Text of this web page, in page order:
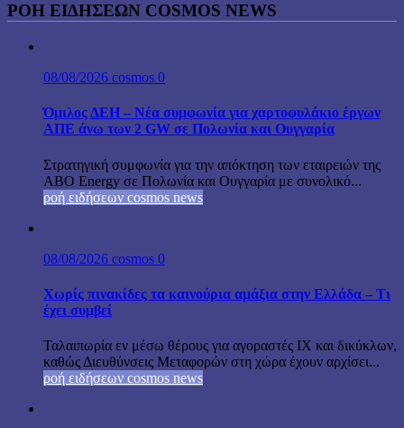
ΡΟΗ ΕΙΔΗΣΕΩΝ COSMOS NEWS
08/08/2026 cosmos 0
Όμιλος ΔΕΗ – Νέα συμφωνία για χαρτοφυλάκιο έργων
ΑΠΕ άνω των 2 GW σε Πολωνία και Ουγγαρία
Στρατηγική συμφωνία για την απόκτηση των εταιρειών της
ABO Energy σε Πολωνία και Ουγγαρία με συνολικό...
ροή ειδήσεων cosmos news
08/08/2026 cosmos 0
Χωρίς πινακίδες τα καινούρια αμάξια στην Ελλάδα – Τι
έχει συμβεί
Ταλαιπωρία εν μέσω θέρους για αγοραστές ΙΧ και δικύκλων,
καθώς Διευθύνσεις Μεταφορών στη χώρα έχουν αρχίσει...
ροή ειδήσεων cosmos news